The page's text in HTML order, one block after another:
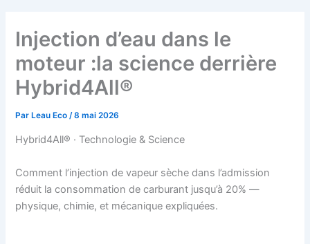
Injection d’eau dans le
moteur :la science derrière
Hybrid4All®
ParLeau Eco /8 mai 2026
Hybrid4All® · Technologie & Science
Comment l’injection de vapeur sèche dans l’admission
réduit la consommation de carburant jusqu’à 20% —
physique, chimie, et mécanique expliquées.